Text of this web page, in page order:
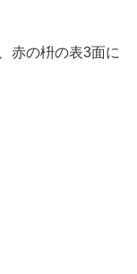
赤の枡の表3面に